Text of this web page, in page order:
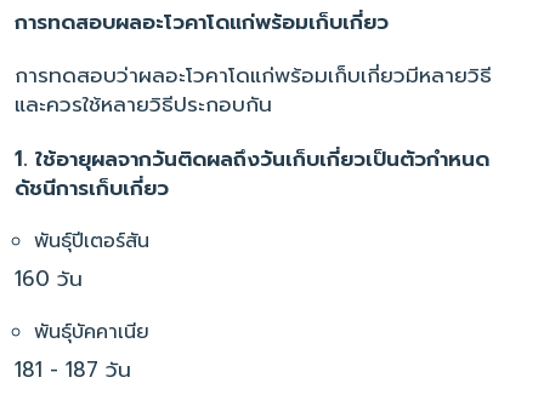
การทดสอบผลอะโวคาโดแก่พร้อมเก็บเกี่ยว
การทดสอบว่าผลอะโวคาโดแก่พร้อมเก็บเกี่ยวมีหลายวิธี
และควรใช้หลายวิธีประกอบกัน
1. ใช้อายุผลจากวันติดผลถึงวันเก็บเกี่ยวเป็นตัวกำหนด
ดัชนีการเก็บเกี่ยว
พันธุ์ปีเตอร์สัน
160 วัน
พันธุ์บัคคาเนีย
181 - 187 วัน